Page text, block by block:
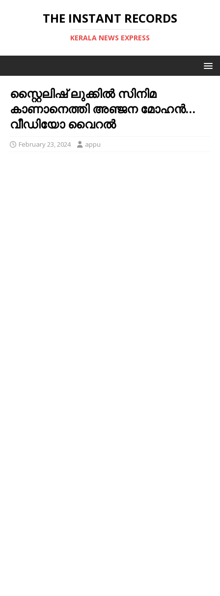
THE INSTANT RECORDS
KERALA NEWS EXPRESS
സ്റ്റൈലിഷ് ലുക്കിൽ സിനിമ
കാണാനെത്തി അഞ്ജന മോഹൻ…
വീഡിയോ വൈറൽ
February 23, 2024 appu